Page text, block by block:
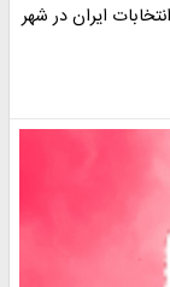
ایران در شهر